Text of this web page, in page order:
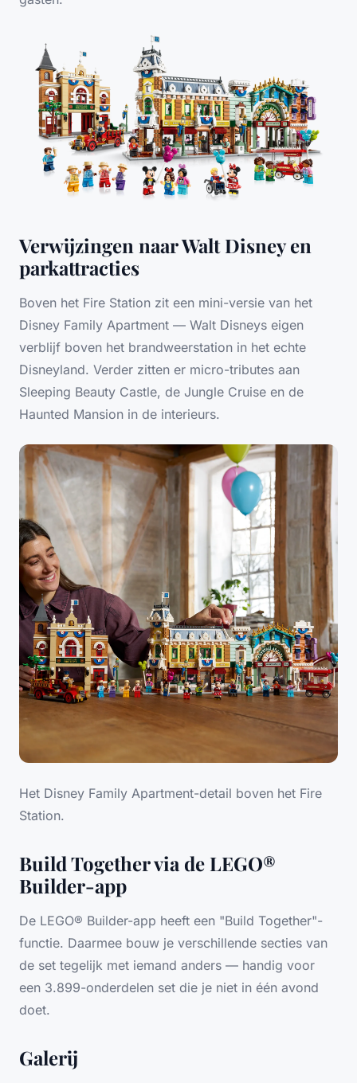
Verwijzingen naar Walt Disney en
parkattracties
Boven het Fire Station zit een mini-versie van het
Disney Family Apartment — Walt Disneys eigen
verblijf boven het brandweerstation in het echte
Disneyland. Verder zitten er micro-tributes aan
Sleeping Beauty Castle, de Jungle Cruise en de
Haunted Mansion in de interieurs.
Het Disney Family Apartment-detail boven het Fire
Station.
Build Together via de LEGO®
Builder-app
De LEGO® Builder-app heeft een "Build Together"-
functie. Daarmee bouw je verschillende secties van
de set tegelijk met iemand anders — handig voor
een 3.899-onderdelen set die je niet in één avond
doet.
Galerij